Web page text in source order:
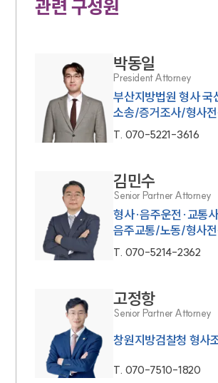
관련 구성원
박동일
President Attorney
부산지방법원 형사 국
소송/증거조사/형사
T. 070-5221-3616
김민수
Senior Partner Attorney
형사·음주운전·교통
음주교통/노동/형사
T. 070-5214-2362
고정항
Senior Partner Attorney
창원지방검찰청 형사
T. 070-7510-1820